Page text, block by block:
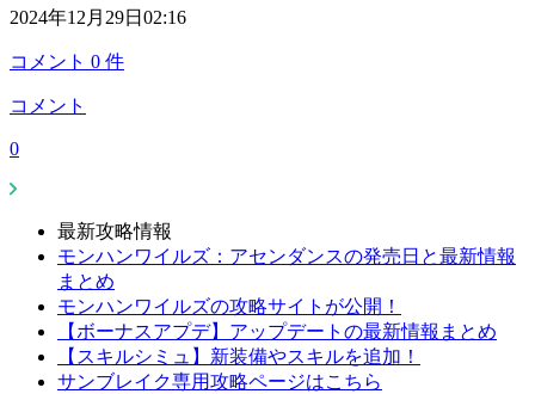
2024年12月29日02:16
コメント 0 件
コメント
0
最新攻略情報
モンハンワイルズ：アセンダンスの発売日と最新情報
まとめ
モンハンワイルズの攻略サイトが公開！
【ボーナスアプデ】アップデートの最新情報まとめ
【スキルシミュ】新装備やスキルを追加！
サンブレイク専用攻略ページはこちら